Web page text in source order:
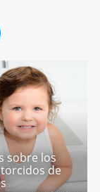
sobre los
de